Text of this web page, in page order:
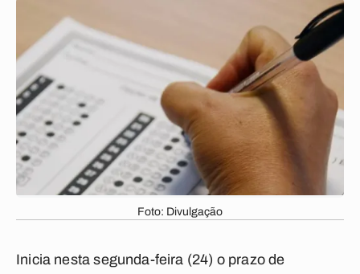
Foto: Divulgação
Inicia nesta segunda-feira (24) o prazo de